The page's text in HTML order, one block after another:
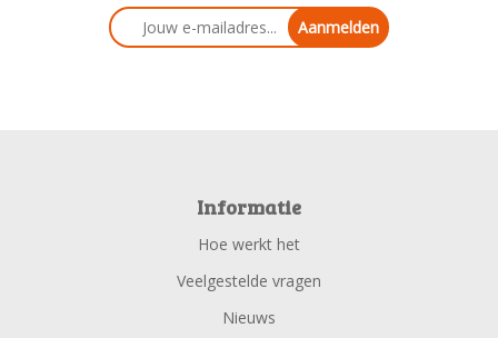
Aanmelden
Informatie
Hoe werkt het
Veelgestelde vragen
Nieuws